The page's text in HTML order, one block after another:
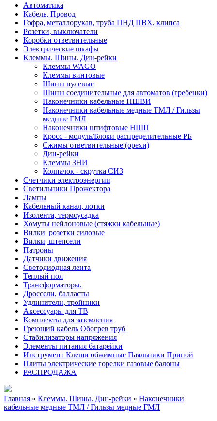
Автоматика
Кабель, Провод
Гофра, металлорукав, труба ПНД ПВХ, клипса
Розетки, выключатели
Коробки ответвительные
Электрические шкафы
Клеммы. Шины. Дин-рейки
Клеммы WAGO
Клеммы винтовые
Шины нулевые
Шины соединительные для автоматов (гребенки)
Наконечники кабельные НШВИ
Наконечники кабельные медные ТМЛ / Гильзы
медные ГМЛ
Наконечники штифтовые НШП
Кросс - модуль/Блоки распределительные РБ
Сжимы ответвительные (орехи)
Дин-рейки
Клеммы ЗНИ
Колпачок - скрутка СИЗ
Счетчики электроэнергии
Светильники Прожектора
Лампы
Кабельный канал, лотки
Изолента, термоусадка
Хомуты нейлоновые (стяжки кабельные)
Вилки, розетки силовые
Вилки, штепсели
Патроны
Датчики движения
Светодиодная лента
Теплый пол
Трансформаторы.
Дроссели, балласты
Удлинители, тройники
Аксессуары для ТВ
Комплекты для заземления
Греющий кабель Обогрев труб
Стабилизаторы напряжения
Элементы питания батарейки
Инструмент Клещи обжимные Паяльники Припой
Плиты электрические горелки газовые балоны
РАСПРОДАЖА
Главная » Клеммы. Шины. Дин-рейки » Наконечники
кабельные медные ТМЛ / Гильзы медные ГМЛ